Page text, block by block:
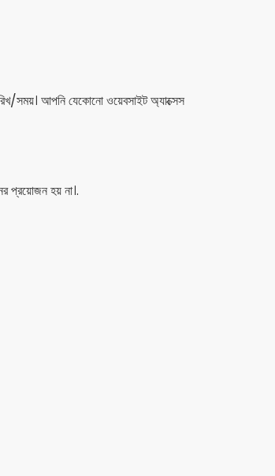
সময়। আপনি যেকোনো ওয়েবসাইট অ্যাক্সেস
প্রয়োজন হয় না।.